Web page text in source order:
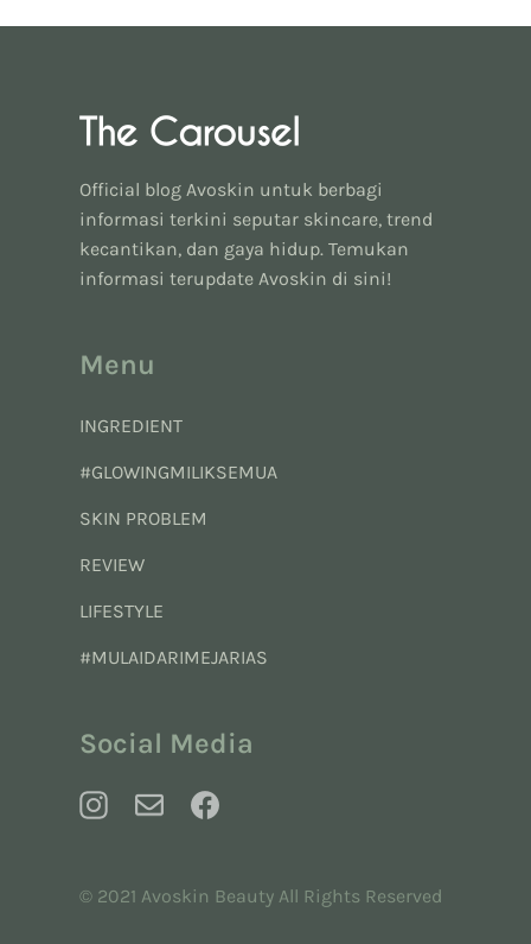
Official blog Avoskin untuk berbagi
informasi terkini seputar skincare, trend
kecantikan, dan gaya hidup. Temukan
informasi terupdate Avoskin di sini!
Menu
INGREDIENT
#GLOWINGMILIKSEMUA
SKIN PROBLEM
REVIEW
LIFESTYLE
#MULAIDARIMEJARIAS
Social Media
© 2021 Avoskin Beauty All Rights Reserved